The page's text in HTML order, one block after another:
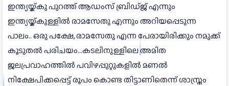
ഇന്ത്യയ്ക്കു പുറത്ത് ആഡംസ് ബ്രിഡ്ജ് എന്നും
ഇന്ത്യയ്ക്കുള്ളില്‍ രാമസേതു എന്നും അറിയപ്പെടുന്ന
പാലം.. ഒരു പക്ഷേ, രാമസേതു എന്ന പേരായിരിക്കും നമുക്ക്
കൂടുതല്‍ പരിചയം...കടലിനുള്ളിലെ അമിത
ജലപ്രവാഹത്തില്‍ പവിഴപ്പുറ്റുകളില്‍ മണല്‍
നിക്ഷേപിക്കപ്പെട്ട് രൂപം കൊണ്ട തിട്ടാണിതെന്ന് ശാസ്ത്രം